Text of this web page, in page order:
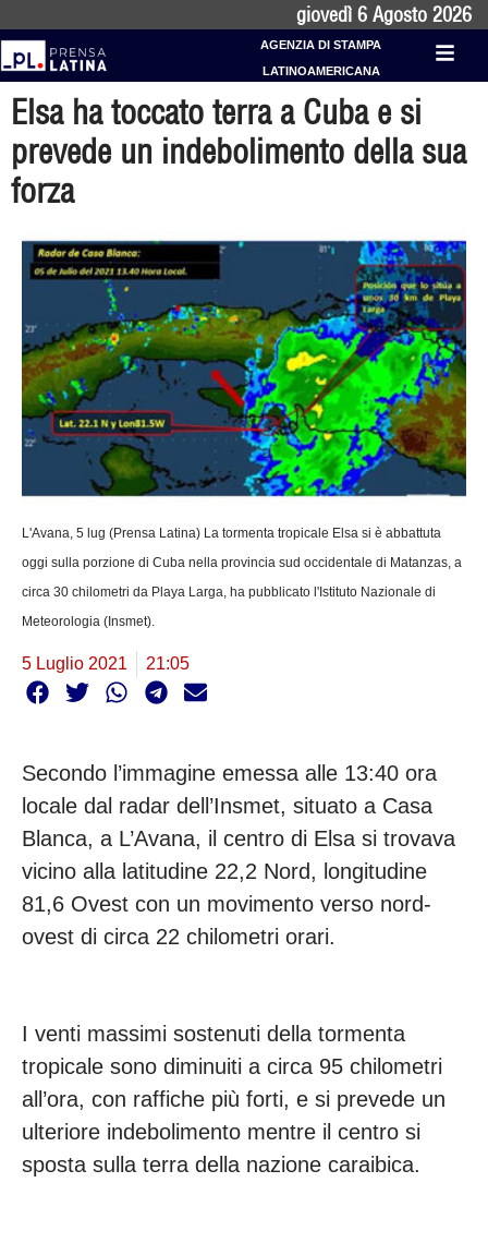
giovedì 6 Agosto 2026
AGENZIA DI STAMPA
LATINOAMERICANA
Elsa ha toccato terra a Cuba e si
prevede un indebolimento della sua
forza
L'Avana, 5 lug (Prensa Latina) La tormenta tropicale Elsa si è abbattuta
oggi sulla porzione di Cuba nella provincia sud occidentale di Matanzas, a
circa 30 chilometri da Playa Larga, ha pubblicato l'Istituto Nazionale di
Meteorologia (Insmet).
5 Luglio 2021 21:05
Secondo l’immagine emessa alle 13:40 ora
locale dal radar dell’Insmet, situato a Casa
Blanca, a L’Avana, il centro di Elsa si trovava
vicino alla latitudine 22,2 Nord, longitudine
81,6 Ovest con un movimento verso nord-
ovest di circa 22 chilometri orari.
I venti massimi sostenuti della tormenta
tropicale sono diminuiti a circa 95 chilometri
all’ora, con raffiche più forti, e si prevede un
ulteriore indebolimento mentre il centro si
sposta sulla terra della nazione caraibica.